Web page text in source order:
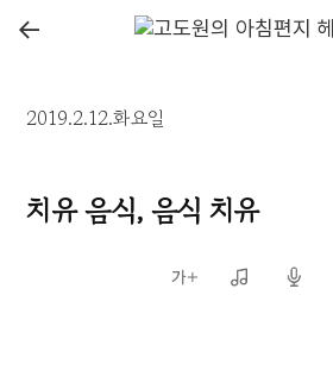
←
2019.2.12.화요일
치유 음식, 음식 치유